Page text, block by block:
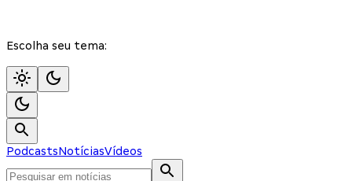
Escolha seu tema:
PodcastsNotíciasVídeos